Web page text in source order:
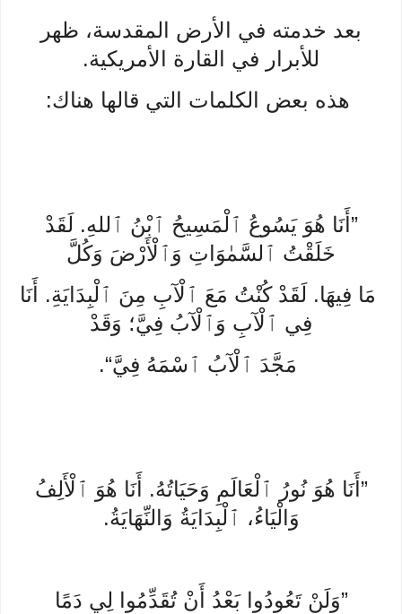
بعد خدمته في الأرض المقدسة، ظهر
للأبرار في القارة الأمريكية.
هذه بعض الكلمات التي قالها هناك:
”أَنَا هُوَ يَسُوعُ ٱلْمَسِيحُ ٱبْنُ ٱللهِ. لَقَدْ
خَلَقْتُ ٱلسَّمٰوَاتِ وَٱلْأَرْضَ وَكُلَّ
مَا فِيهَا. لَقَدْ كُنْتُ مَعَ ٱلْآبِ مِنَ ٱلْبِدَايَةِ. أَنَا
فِي ٱلْآبِ وَٱلْآبُ فِيَّ؛ وَقَدْ
مَجَّدَ ٱلْآبُ ٱسْمَهُ فِيَّ“.
”أَنَا هُوَ نُورُ ٱلْعَالَمِ وَحَيَاتُهُ. أَنَا هُوَ ٱلْأَلِفُ
وَالْيَاءُ، ٱلْبِدَايَةُ وَالنِّهَايَةُ.
”وَلَنْ تَعُودُوا بَعْدُ أَنْ تُقَدِّمُوا لِي دَمًا